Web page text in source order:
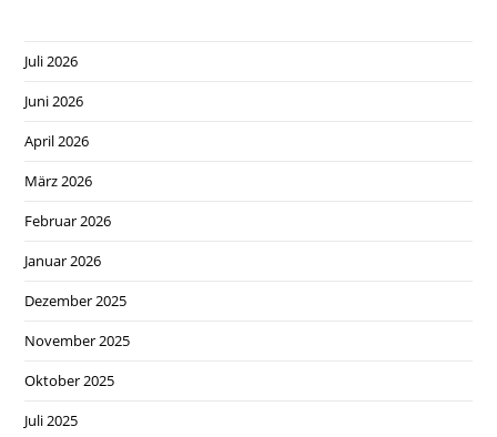
Juli 2026
Juni 2026
April 2026
März 2026
Februar 2026
Januar 2026
Dezember 2025
November 2025
Oktober 2025
Juli 2025